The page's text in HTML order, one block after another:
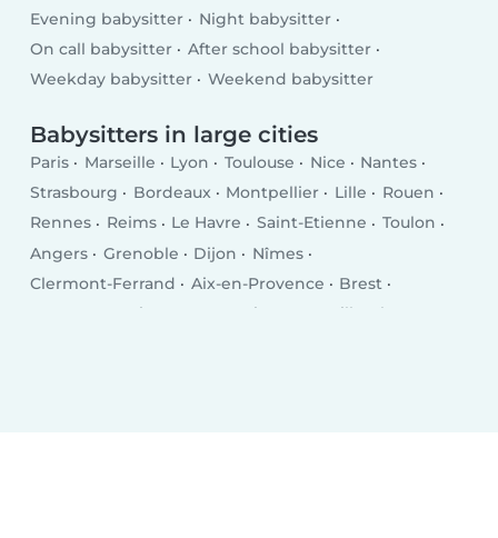
Evening babysitter
Night babysitter
On call babysitter
After school babysitter
Weekday babysitter
Weekend babysitter
Babysitters in large cities
Paris Marseille Lyon Toulouse Nice
Nantes
Strasbourg
Bordeaux Montpellier Lille
Rouen
Rennes
Reims Le Havre Saint-Etienne
Toulon
Angers
Grenoble Dijon
Nîmes
Clermont-Ferrand
Aix-en-Provence
Brest
Amiens Limoges
Villeurbanne